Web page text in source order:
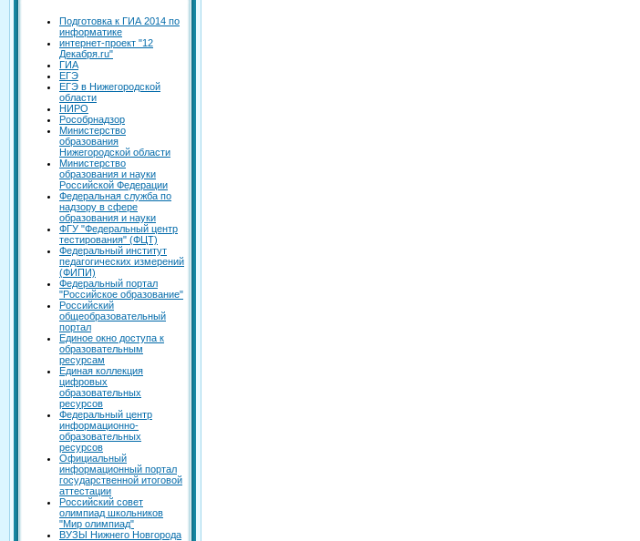
Подготовка к ГИА 2014 по
информатике
интернет-проект "12
Декабря.ru"
ГИА
ЕГЭ
ЕГЭ в Нижегородской
области
НИРО
Рособрнадзор
Министерство
образования
Нижегородской области
Министерство
образования и науки
Российской Федерации
Федеральная служба по
надзору в сфере
образования и науки
ФГУ "Федеральный центр
тестирования" (ФЦТ)
Федеральный институт
педагогических измерений
(ФИПИ)
Федеральный портал
"Российское образование"
Российский
общеобразовательный
портал
Единое окно доступа к
образовательным
ресурсам
Единая коллекция
цифровых
образовательных
ресурсов
Федеральный центр
информационно-
образовательных
ресурсов
Официальный
информационный портал
государственной итоговой
аттестации
Российский совет
олимпиад школьников
"Мир олимпиад"
ВУЗЫ Нижнего Новгорода